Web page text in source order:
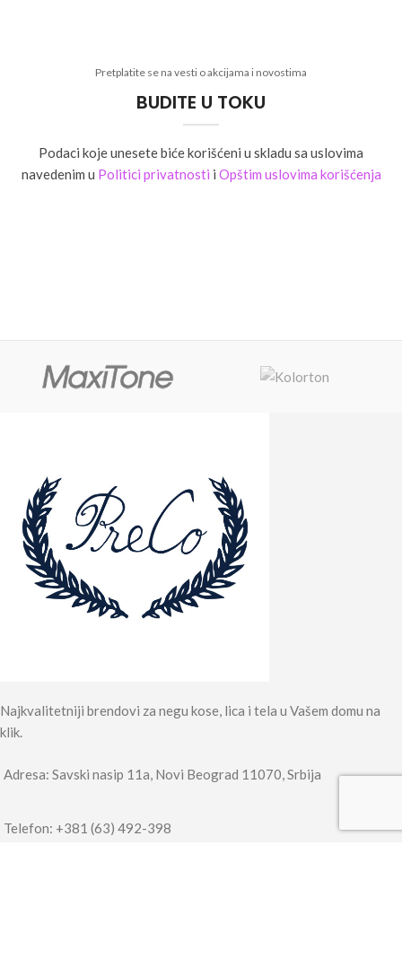
Pretplatite se na vesti o akcijama i novostima
BUDITE U TOKU
Podaci koje unesete biće korišćeni u skladu sa uslovima
navedenim u Politici privatnosti i Opštim uslovima korišćenja
Najkvalitetniji brendovi za negu kose, lica i tela u Vašem domu na
klik.
Adresa: Savski nasip 11a, Novi Beograd 11070, Srbija
Telefon: +381 (63) 492-398